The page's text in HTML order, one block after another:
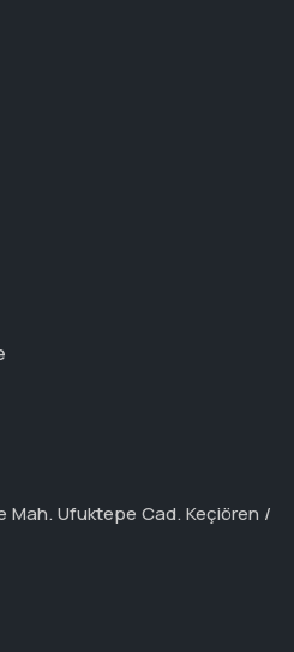
Mah. Ufuktepe Cad. Keçiören /